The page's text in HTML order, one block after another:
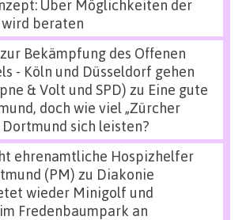
Über Möglichkeiten der
beraten
Bekämpfung des Offenen
- Köln und Düsseldorf gehen
& Volt und SPD) zu Eine gute
doch wie viel „Zürcher
Dortmund sich leisten?
ehrenamtliche Hospizhelfer
(PM) zu Diakonie
wieder Minigolf und
Fredenbaumpark an